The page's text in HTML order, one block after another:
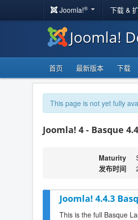
Joomla!® 下载 &
Joomla!
首页 最新版本 下载
This page is not yet fully
Joomla! 4 - Basque
Maturity
发布时间
Joomla! 4.4.3
This is the full Basque